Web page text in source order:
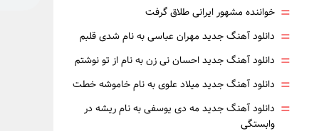
= خواننده مشهور ایرانی طلاق گرفت
= دانلود آهنگ جدید مهران عباسی به نام شدی قلبم
= دانلود آهنگ جدید احسان نی زن به نام از تو نوشتم
= دانلود آهنگ جدید میلاد علوی به نام خاموشه خطت
= دانلود آهنگ جدید مه دی یوسفی به نام ریشه در
وابستگی